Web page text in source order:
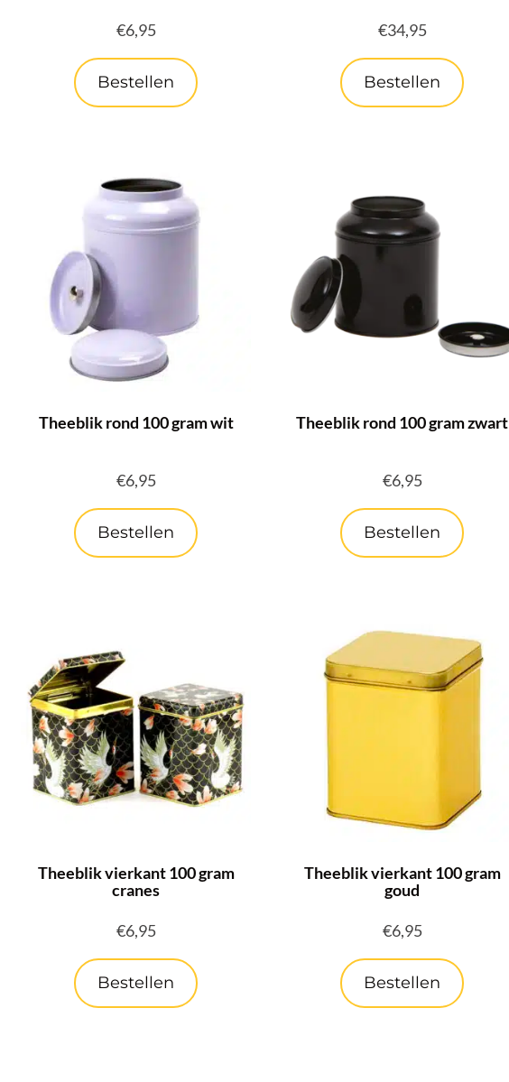
€6,95
Bestellen
€34,95
Bestellen
Theeblik rond 100 gram wit
€6,95
Bestellen
Theeblik rond 100 gram zwart
€6,95
Bestellen
Theeblik vierkant 100 gram
cranes
€6,95
Bestellen
Theeblik vierkant 100 gram
goud
€6,95
Bestellen